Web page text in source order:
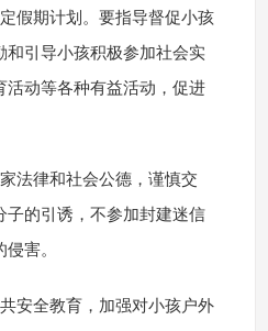
假期计划。要指导督促小孩
和引导小孩积极参加社会实
活动等各种有益活动，促进
法律和社会公德，谨慎交
子的引诱，不参加封建迷信
害。
安全教育，加强对小孩户外